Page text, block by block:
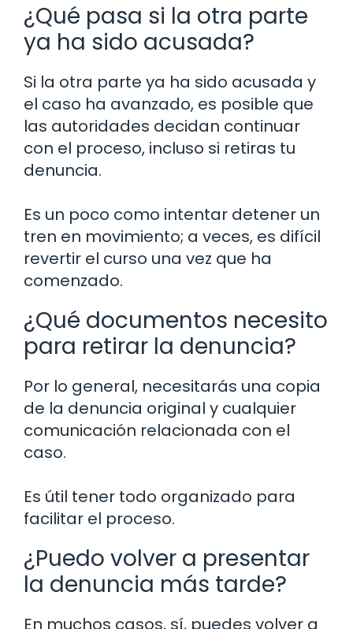
¿Qué pasa si la otra parte
ya ha sido acusada?
Si la otra parte ya ha sido acusada y
el caso ha avanzado, es posible que
las autoridades decidan continuar
con el proceso, incluso si retiras tu
denuncia.
Es un poco como intentar detener un
tren en movimiento; a veces, es difícil
revertir el curso una vez que ha
comenzado.
¿Qué documentos necesito
para retirar la denuncia?
Por lo general, necesitarás una copia
de la denuncia original y cualquier
comunicación relacionada con el
caso.
Es útil tener todo organizado para
facilitar el proceso.
¿Puedo volver a presentar
la denuncia más tarde?
En muchos casos, sí, puedes volver a